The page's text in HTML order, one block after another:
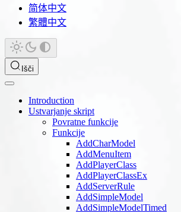
简体中文
繁體中文
Išči
Introduction
Ustvarjanje skript
Povratne funkcije
Funkcije
AddCharModel
AddMenuItem
AddPlayerClass
AddPlayerClassEx
AddServerRule
AddSimpleModel
AddSimpleModelTimed